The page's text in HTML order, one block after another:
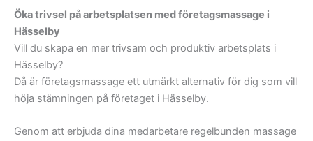
Öka trivsel på arbetsplatsen med företagsmassage i
Hässelby
Vill du skapa en mer trivsam och produktiv arbetsplats i
Hässelby?
Då är företagsmassage ett utmärkt alternativ för dig som vill
höja stämningen på företaget i Hässelby.
Genom att erbjuda dina medarbetare regelbunden massage